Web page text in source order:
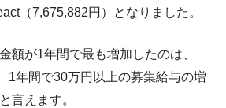
（7,675,882円）となりました。
額が1年間で最も増加したのは、
1年間で30万円以上の募集給与の増
言えます。